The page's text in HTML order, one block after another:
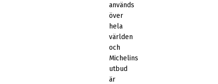
används
över
hela
världen
och
Michelins
utbud
är